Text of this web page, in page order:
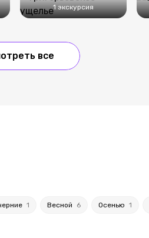
1 экскурсия
все
1 Весной 6 Осенью 1